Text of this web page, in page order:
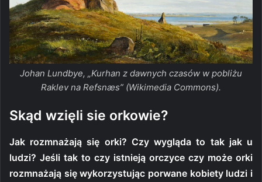
Johan Lundbye, „Kurhan z dawnych czasów w pobliżu
Raklev na Refsnæs” (Wikimedia Commons).
Skąd wzięli sie orkowie?
Jak rozmnażają się orki? Czy wygląda to tak jak u
ludzi? Jeśli tak to czy istnieją orczyce czy może orki
rozmnażają się wykorzystując porwane kobiety ludzi i